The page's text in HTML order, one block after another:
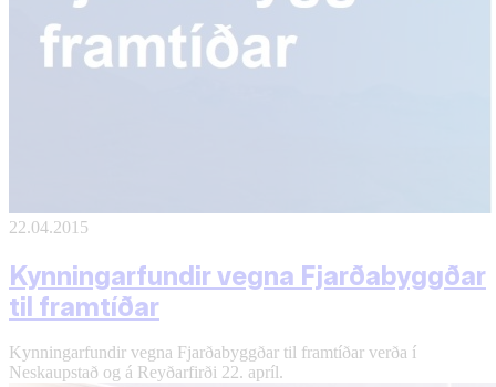
22.04.2015
Kynningarfundir vegna Fjarðabyggðar
til framtíðar
Kynningarfundir vegna Fjarðabyggðar til framtíðar verða í
Neskaupstað og á Reyðarfirði 22. apríl.